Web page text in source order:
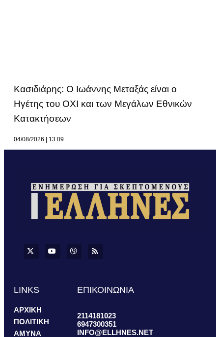
Κασιδιάρης: Ο Ιωάννης Μεταξάς είναι ο
Ηγέτης του ΟΧΙ και των Μεγάλων Εθνικών
Κατακτήσεων
04/08/2026 13:09
LINKS
ΑΡΧΙΚΗ
ΠΟΛΙΤΙΚΗ
ΑΜΥΝΑ
ΕΠΙΚΟΙΝΩΝΙΑ
2114181023
6947300351
INFO@ELLHNES.NET